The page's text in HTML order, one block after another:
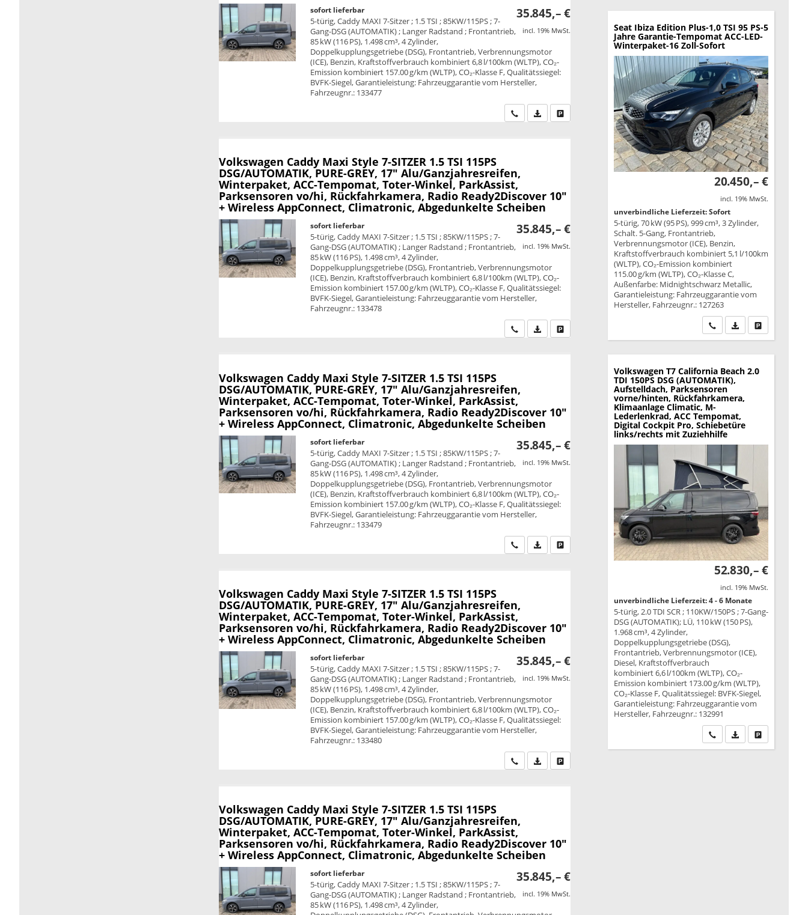
35.845,– €
incl. 19% MwSt.
sofort lieferbar
5-türig, Caddy MAXI 7-Sitzer ; 1.5 TSI ; 85KW/115PS ; 7-
Gang-DSG (AUTOMATIK) ; Langer Radstand ; Frontantrieb,
85 kW (116 PS), 1.498 cm³, 4 Zylinder,
Doppelkupplungsgetriebe (DSG), Frontantrieb, Verbrennungsmotor
(ICE), Benzin, Kraftstoffverbrauch kombiniert 6,8 l/100km (WLTP), CO₂-
Emission kombiniert 157.00 g/km (WLTP), CO₂-Klasse F, Qualitätssiegel:
BVFK-Siegel, Garantieleistung: Fahrzeuggarantie vom Hersteller,
Fahrzeugnr.: 133477
Wir rufen Sie anPDF-Datei, Fahrzeugexposé drucken
Drucken, parken oder vergleichen
Volkswagen Caddy Maxi Style 7-SITZER 1.5 TSI 115PS
DSG/AUTOMATIK, PURE-GREY, 17" Alu/Ganzjahresreifen,
Winterpaket, ACC-Tempomat, Toter-Winkel, ParkAssist,
Parksensoren vo/hi, Rückfahrkamera, Radio Ready2Discover 10"
+ Wireless AppConnect, Climatronic, Abgedunkelte Scheiben
35.845,– €
incl. 19% MwSt.
sofort lieferbar
5-türig, Caddy MAXI 7-Sitzer ; 1.5 TSI ; 85KW/115PS ; 7-
Gang-DSG (AUTOMATIK) ; Langer Radstand ; Frontantrieb,
85 kW (116 PS), 1.498 cm³, 4 Zylinder,
Doppelkupplungsgetriebe (DSG), Frontantrieb, Verbrennungsmotor
(ICE), Benzin, Kraftstoffverbrauch kombiniert 6,8 l/100km (WLTP), CO₂-
Emission kombiniert 157.00 g/km (WLTP), CO₂-Klasse F, Qualitätssiegel:
BVFK-Siegel, Garantieleistung: Fahrzeuggarantie vom Hersteller,
Fahrzeugnr.: 133478
Wir rufen Sie anPDF-Datei, Fahrzeugexposé drucken
Volkswagen Caddy Maxi Style 7-SITZER 1.5 TSI 115PS
DSG/AUTOMATIK, PURE-GREY, 17" Alu/Ganzjahresreifen,
Winterpaket, ACC-Tempomat, Toter-Winkel, ParkAssist,
Parksensoren vo/hi, Rückfahrkamera, Radio Ready2Discover 10"
+ Wireless AppConnect, Climatronic, Abgedunkelte Scheiben
35.845,– €
incl. 19% MwSt.
sofort lieferbar
5-türig, Caddy MAXI 7-Sitzer ; 1.5 TSI ; 85KW/115PS ; 7-
Gang-DSG (AUTOMATIK) ; Langer Radstand ; Frontantrieb,
85 kW (116 PS), 1.498 cm³, 4 Zylinder,
Doppelkupplungsgetriebe (DSG), Frontantrieb, Verbrennungsmotor
(ICE), Benzin, Kraftstoffverbrauch kombiniert 6,8 l/100km (WLTP), CO₂-
Emission kombiniert 157.00 g/km (WLTP), CO₂-Klasse F, Qualitätssiegel:
BVFK-Siegel, Garantieleistung: Fahrzeuggarantie vom Hersteller,
Fahrzeugnr.: 133479
Wir rufen Sie anPDF-Datei, Fahrzeugexposé drucken
Drucken, parken oder vergleichen
Volkswagen Caddy Maxi Style 7-SITZER 1.5 TSI 115PS
DSG/AUTOMATIK, PURE-GREY, 17" Alu/Ganzjahresreifen,
Winterpaket, ACC-Tempomat, Toter-Winkel, ParkAssist,
Parksensoren vo/hi, Rückfahrkamera, Radio Ready2Discover 10"
+ Wireless AppConnect, Climatronic, Abgedunkelte Scheiben
35.845,– €
incl. 19% MwSt.
sofort lieferbar
5-türig, Caddy MAXI 7-Sitzer ; 1.5 TSI ; 85KW/115PS ; 7-
Gang-DSG (AUTOMATIK) ; Langer Radstand ; Frontantrieb,
85 kW (116 PS), 1.498 cm³, 4 Zylinder,
Doppelkupplungsgetriebe (DSG), Frontantrieb, Verbrennungsmotor
(ICE), Benzin, Kraftstoffverbrauch kombiniert 6,8 l/100km (WLTP), CO₂-
Emission kombiniert 157.00 g/km (WLTP), CO₂-Klasse F, Qualitätssiegel:
BVFK-Siegel, Garantieleistung: Fahrzeuggarantie vom Hersteller,
Fahrzeugnr.: 133480
Wir rufen Sie anPDF-Datei, Fahrzeugexposé drucken
Volkswagen Caddy Maxi Style 7-SITZER 1.5 TSI 115PS
DSG/AUTOMATIK, PURE-GREY, 17" Alu/Ganzjahresreifen,
Winterpaket, ACC-Tempomat, Toter-Winkel, ParkAssist,
Parksensoren vo/hi, Rückfahrkamera, Radio Ready2Discover 10"
+ Wireless AppConnect, Climatronic, Abgedunkelte Scheiben
35.845,– €
incl. 19% MwSt.
sofort lieferbar
5-türig, Caddy MAXI 7-Sitzer ; 1.5 TSI ; 85KW/115PS ; 7-
Gang-DSG (AUTOMATIK) ; Langer Radstand ; Frontantrieb,
85 kW (116 PS), 1.498 cm³, 4 Zylinder,
Seat Ibiza Edition Plus-1,0 TSI 95 PS-5
Jahre Garantie-Tempomat ACC-LED-
Winterpaket-16 Zoll-Sofort
20.450,– €
incl. 19% MwSt.
unverbindliche Lieferzeit: Sofort
5-türig, 70 kW (95 PS), 999 cm³, 3 Zylinder,
Schalt. 5-Gang, Frontantrieb,
Verbrennungsmotor (ICE), Benzin,
Kraftstoffverbrauch kombiniert 5,1 l/100km
(WLTP), CO₂-Emission kombiniert
115.00 g/km (WLTP), CO₂-Klasse C,
Außenfarbe: Midnightschwarz Metallic,
Garantieleistung: Fahrzeuggarantie vom
Hersteller, Fahrzeugnr.: 127263
Wir rufen Sie an
PDF-Datei,Drucken,
Volkswagen T7 California Beach 2.0
TDI 150PS DSG (AUTOMATIK),
Aufstelldach, Parksensoren
vorne/hinten, Rückfahrkamera,
Klimaanlage Climatic, M-
Lederlenkrad, ACC Tempomat,
Digital Cockpit Pro, Schiebetüre
links/rechts mit Zuziehhilfe
52.830,– €
incl. 19% MwSt.
unverbindliche Lieferzeit: 4 - 6 Monate
5-türig, 2.0 TDI SCR ; 110KW/150PS ; 7-Gang-
DSG (AUTOMATIK); LÜ, 110 kW (150 PS),
1.968 cm³, 4 Zylinder,
Doppelkupplungsgetriebe (DSG),
Frontantrieb, Verbrennungsmotor (ICE),
Diesel, Kraftstoffverbrauch
kombiniert 6,6 l/100km (WLTP), CO₂-
Emission kombiniert 173.00 g/km (WLTP),
CO₂-Klasse F, Qualitätssiegel: BVFK-Siegel,
Garantieleistung: Fahrzeuggarantie vom
Hersteller, Fahrzeugnr.: 132991
Wir rufen Sie an
PDF-Datei,Drucken,